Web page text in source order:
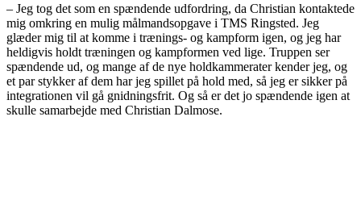
– Jeg tog det som en spændende udfordring, da Christian kontaktede
mig omkring en mulig målmandsopgave i TMS Ringsted. Jeg
glæder mig til at komme i trænings- og kampform igen, og jeg har
heldigvis holdt træningen og kampformen ved lige. Truppen ser
spændende ud, og mange af de nye holdkammerater kender jeg, og
et par stykker af dem har jeg spillet på hold med, så jeg er sikker på
integrationen vil gå gnidningsfrit. Og så er det jo spændende igen at
skulle samarbejde med Christian Dalmose.